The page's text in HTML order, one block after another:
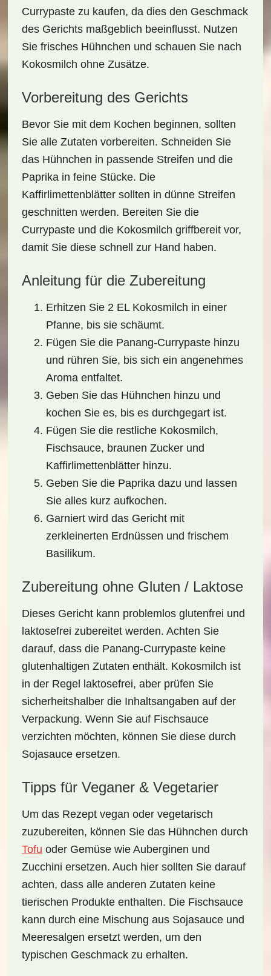
Currypastezu kaufen, da dies den Geschmack
des Gerichts maßgeblich beeinflusst. Nutzen
Sie frisches Hühnchen und schauen Sie nach
Kokosmilch ohne Zusätze.
Vorbereitung des Gerichts
Bevor Sie mit dem Kochen beginnen, sollten
Sie alle Zutaten vorbereiten. Schneiden Sie
das Hühnchen in passende Streifen und die
Paprika in feine Stücke. Die
Kaffirlimettenblätter sollten in dünne Streifen
geschnitten werden. Bereiten Sie die
Currypasteund die Kokosmilch griffbereit vor,
damit Sie diese schnell zur Hand haben.
Anleitung für die Zubereitung
Erhitzen Sie 2 EL Kokosmilch in einer
Pfanne, bis sie schäumt.
Fügen Sie die Panang-Currypaste hinzu
und rühren Sie, bis sich ein angenehmes
Aroma entfaltet.
Geben Sie das Hühnchen hinzu und
kochen Sie es, bis es durchgegart ist.
Fügen Sie die restliche Kokosmilch,
Fischsauce, braunen Zucker und
Kaffirlimettenblätter hinzu.
Geben Sie die Paprika dazu und lassen
Sie alles kurz aufkochen.
Garniert wird das Gericht mit
zerkleinerten Erdnüssen und frischem
Basilikum.
Zubereitung ohne Gluten / Laktose
Dieses Gericht kann problemlos glutenfrei und
laktosefrei zubereitet werden. Achten Sie
darauf, dass die Panang-Currypaste keine
glutenhaltigen Zutaten enthält. Kokosmilch ist
in der Regel laktosefrei, aber prüfen Sie
sicherheitshalber die Inhaltsangaben auf der
Verpackung. Wenn Sie auf Fischsauce
verzichten möchten, können Sie diese durch
Sojasauce ersetzen.
Tipps für Veganer & Vegetarier
Um das Rezept vegan oder vegetarisch
zuzubereiten, können Sie das Hühnchen durch
Tofu oder Gemüse wie Auberginen und
Zucchini ersetzen. Auch hier sollten Sie darauf
achten, dass alle anderen Zutaten keine
tierischen Produkte enthalten. Die Fischsauce
kann durch eine Mischung aus Sojasauce und
Meeresalgen ersetzt werden, um den
typischen Geschmack zu erhalten.